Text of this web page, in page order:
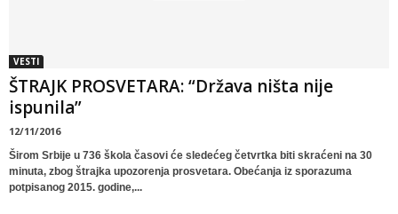
VESTI
ŠTRAJK PROSVETARA: “Država ništa nije
ispunila”
12/11/2016
Širom Srbije u 736 škola časovi će sledećeg četvrtka biti skraćeni na 30
minuta, zbog štrajka upozorenja prosvetara. Obećanja iz sporazuma
potpisanog 2015. godine,...